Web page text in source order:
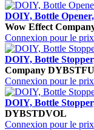
DOIY, Bottle
Wow Effect
Connexion pour le prix
DOIY, Bottle
Company
Connexion pour le prix
DOIY, Bottle
DYBSTDVOL
Connexion pour le prix